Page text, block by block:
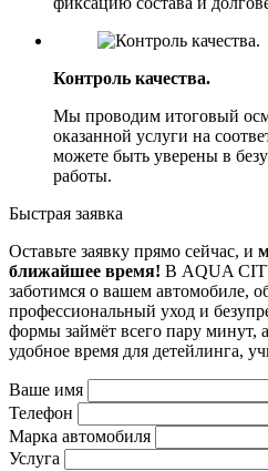
Контроль качества.
Мы проводим итоговый
оказанной услуги на
можете быть уверены в
работы.
Быстрая заявка
Оставьте заявку прямо сейчас, и
ближайшее время! В AQUA
заботимся о вашем автомобиле,
профессиональный уход и
формы займёт всего пару минут,
удобное время для детейлинга,
Ваше имя
Телефон
Марка автомобиля
Услуга